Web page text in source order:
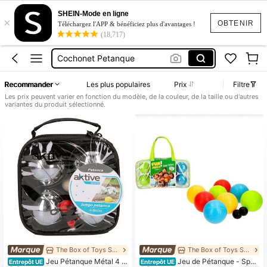
OBTENIR
×
SHEIN-Mode en ligne
Téléchargez l'APP & bénéficiez plus d'avantages !
(18,717)
Boules De Petanque
Boule De Petanque
Boule De Pétanque
Cochonet Petanque
Boules De Petanque
Recommander Les plus populaires Prix Filtre
Les prix peuvent varier en fonction du modèle, de la couleur, de la taille ou d'autres
variantes du produit sélectionné.
The Box of Toys Store
Entrepôt UE Jeu Pétanque Métal 4 B
The Box of Toys Store
Entrepôt UE Jeu de Pétanque - Sport